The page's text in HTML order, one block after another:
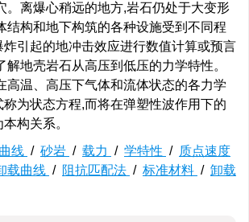
。离爆心稍远的地方,岩石仍处于大变形
结构和地下构筑的各种设施受到不同程
炸引起的地冲击效应进行数值计算或预言
解地壳岩石从高压到低压的力学特性。
高温、高压下气体和流体状态的各力学
为状态方程,而将在弹塑性波作用下的
构关系。
线 / 砂岩 / 载力 / 学特性 / 质点速度
载曲线 / 阻抗匹配法 / 标准材料 / 卸载